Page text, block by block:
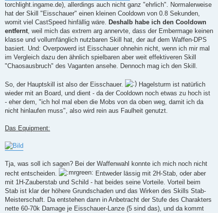
torchlight.ingame.de), allerdings auch nicht ganz "ehrlich". Normalerweise
hat der Skill "Eisschauer" einen kleinen Cooldown von 0.8 Sekunden,
womit viel CastSpeed hinfällig wäre. Deshalb habe ich den Cooldown
entfernt , weil mich das extrem arg annervte, dass der Embermage keinen
klasse und vollumfänglich nutzbaren Skill hat, der auf dem Waffen-DPS
basiert. Und: Overpowerd ist Eisschauer ohnehin nicht, wenn ich mir mal
im Vergleich dazu den ähnlich spielbaren aber weit effektiveren Skill
"Chaosausbruch" des Vaganten ansehe. Dennoch mag ich den Skill.
So, der Hauptskill ist also der Eisschauer.
Hagelsturm ist natürlich
wieder mit an Board, und dient - da der Cooldown noch etwas zu hoch ist
- eher dem, "ich hol mal eben die Mobs von da oben weg, damit ich da
nicht hinlaufen muss", also wird rein aus Faulheit genutzt.
Das Equipment:
Tja, was soll ich sagen? Bei der Waffenwahl konnte ich mich noch nicht
recht entscheiden.
Entweder lässig mit 2H-Stab, oder aber
mit 1H-Zauberstab und Schild - hat beides seine Vorteile. Vorteil beim
Stab ist klar der höhere Grundschaden und das Wirken des Skills Stab-
Meisterschaft. Da entstehen dann in Anbetracht der Stufe des Charakters
nette 60-70k Damage je Eisschauer-Lanze (5 sind das), und da kommt